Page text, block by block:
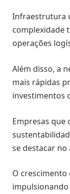
Infraestrutura
complexidade
operações
Além disso, a
mais rápidas
investimentos
Empresas que
se destacar
O